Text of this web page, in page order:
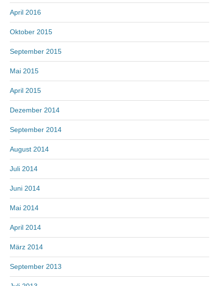
April 2016
Oktober 2015
September 2015
Mai 2015
April 2015
Dezember 2014
September 2014
August 2014
Juli 2014
Juni 2014
Mai 2014
April 2014
März 2014
September 2013